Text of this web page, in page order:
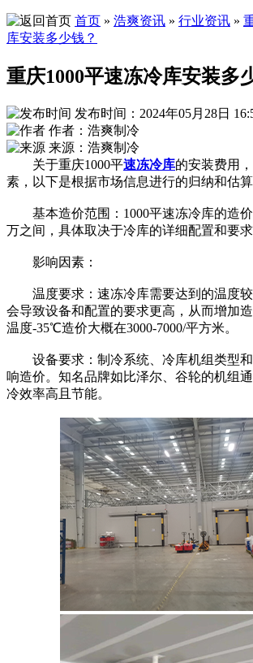
首页 » 浩爽资讯 » 行业资讯 »
库安装多少钱？
重庆1000平速冻冷库安装多
发布时间：2024年05月28日
作者：浩爽制冷
来源：浩爽制冷
关于重庆1000平速冻冷库的安装费用
素，以下是根据市场信息进行的归纳和估算
基本造价范围：1000平速冻冷库的造价
万之间，具体取决于冷库的详细配置和要求
影响因素：
温度要求：速冻冷库需要达到的温度
会导致设备和配置的要求更高，从而增加
温度-35℃造价大概在3000-7000/平方米。
设备要求：制冷系统、冷库机组类型和
响造价。知名品牌如比泽尔、谷轮的机组
冷效率高且节能。